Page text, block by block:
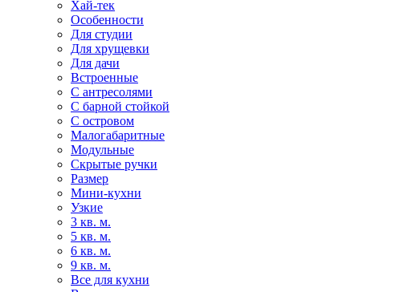
Хай-тек
Особенности
Для студии
Для хрущевки
Для дачи
Встроенные
С антресолями
С барной стойкой
С островом
Малогабаритные
Модульные
Скрытые ручки
Размер
Мини-кухни
Узкие
3 кв. м.
5 кв. м.
6 кв. м.
9 кв. м.
Все для кухни